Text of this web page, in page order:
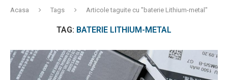
Acasa Tags Articole taguite cu "baterie Lithium-metal"
TAG: BATERIE LITHIUM-METAL